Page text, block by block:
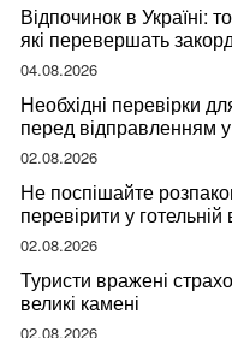
Відпочинок в Україні:
які перевершать
04.08.2026
Необхідні перевірки
перед відправленням
02.08.2026
Не поспішайте
перевірити у
мандрівниці
02.08.2026
Туристи вражені
великі камені
02.08.2026